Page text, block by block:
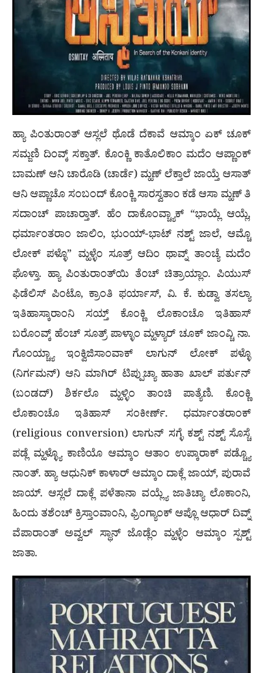
ಹ್ಯಾ ಪಿಂತುರಾಂತ್ ಆಸ್ಲಲೆ ಥೊಡೆ ದೆಕಾವೆ ಆಮ್ಕಾಂ ಏಕ್ ಚೂಕ್
ಸಮ್ಜಣಿ ದಿಂವ್ಕ್ ಸಕ್ತಾತ್. ಕೊಂಕ್ಣಿ ಕಾತೊಲಿಕಾಂ ಮದೆಂ ಆಪ್ಣಾಂಕ್
ಬಾಮಣ್ ಆನಿ ಚಾರೊಡಿ (ಚಾರ್ಡೆ) ಮ್ಹಣ್ ಲೆಕ್ತಾಲೆ ಜಾಯ್ತೆ ಆಸಾತ್
ಆನಿ ಆಪ್ಣಾಚೊ ಸಂಬಂದ್ ಕೊಂಕ್ಣಿ ಸಾರಸ್ವತಾಂ ಕಡೆ ಆಸಾ ಮ್ಹಣ್ ತಿ
ಸದಾಂಚ್ ಪಾಚಾರ್‍ತಾತ್. ಹೆಂ ದಾಕೊಂವ್ಚ್ಯಾಕ್ “ಭಾಯ್ಲೆ ಆಯ್ಲೆ,
ಧರ್ಮಾಂತರಾಂ ಜಾಲಿಂ, ಭುಂಯ್-ಭಾಟ್ ನಶ್ಟ್ ಜಾಲೆ, ಆಮ್ಚೊ
ಲೋಕ್ ಪಳ್ಳೊ” ಮ್ಹಳ್ಳೆಂ ಸೂತ್ರ್ ಆದಿಂ ಥಾವ್ನ್ ತಾಂಚ್ಯೆ ಮದೆಂ
ಘೊಳ್ತಾ. ಹ್ಯಾ ಪಿಂತುರಾಂತ್‍ಯಿ ತೆಂಚ್ ಚಿತ್ರಾಯ್ಲಾಂ. ಪಿಯುಸ್
ಫಿಡೆಲಿಸ್ ಪಿಂಟೊ, ಕ್ರಾಂತಿ ಫರ್ಯಾಸ್, ವಿ. ಕೆ. ಕುಡ್ವಾ ತಸಲ್ಯಾ
ಇತಿಹಾಸ್ಕಾರಾಂನಿ ಸಯ್ತ್ ಕೊಂಕ್ಣಿ ಲೊಕಾಂಚೊ ಇತಿಹಾಸ್
ಬರೊಂವ್ಕ್ ಹೆಂಚ್ ಸೂತ್ರ್ ಪಾಳ್ಳಾಂ ಮ್ಹಳ್ಯಾರ್ ಚೂಕ್ ಜಾಂವ್ಚಿ ನಾ.
ಗೊಂಯ್ಚ್ಯಾ ಇಂಕ್ವಿಜಿಸಾಂವಾಕ್ ಲಾಗುನ್ ಲೋಕ್ ಪಳ್ಳೊ
(ನಿರ್ಗಮನ್) ಆನಿ ಮಾಗಿರ್ ಟಿಪ್ಪುಚ್ಯಾ ಹಾತಾ ಖಾಲ್ ಪರ್ತುನ್
(ಬಂಡದ್) ಶಿರ್ಕಲೊ ಮ್ಹಳ್ಳಿಂ ತಾಂಚಿ ಪಾತ್ಯೆಣಿ. ಕೊಂಕ್ಣಿ
ಲೊಕಾಂಚೊ ಇತಿಹಾಸ್ ಸಂಕೀರ್ಣ್. ಧರ್ಮಾಂತರಾಂಕ್
(religious conversion) ಲಾಗುನ್ ಸಗ್ಳೆ ಕಶ್ಟ್ ನಶ್ಟ್ ಸೊಸ್ಚೆ
ಪಡ್ಲೆ ಮ್ಹಳ್ಳ್ಯೊ ಕಾಣಿಯೊ ಆಮ್ಕಾಂ ಆತಾಂ ಉಪ್ಕಾರ‍ಾಕ್ ಪಡ್ಚ್ಯೊ
ನಾಂತ್. ಹ್ಯಾ ಆಧುನಿಕ್ ಕಾಳಾರ್ ಆಮ್ಕಾಂ ದಾಕ್ಲೆ ಜಾಯ್, ಪುರಾವೆ
ಜಾಯ್. ಆಸ್ಲಲೆ ದಾಕ್ಲೆ ಪಳೆತಾನಾ ವಯ್ಲ್ಯೆ ಜಾತಿಚ್ಯಾ ಲೊಕಾಂನಿ,
ಹಿಂದು ತಶೆಂಚ್ ಕ್ರಿಸ್ತಾಂವಾಂನಿ, ಫ್ರಿಂಗ್ಯಾಂಕ್ ಆಪ್ಲೊ ಆಧಾರ್ ದಿವ್ನ್
ವೆಪಾರಾಂತ್ ಅವ್ವಲ್ ಸ್ಥಾನ್ ಜೊಡ್ಲೆಂ ಮ್ಹಳ್ಳೆಂ ಆಮ್ಕಾಂ ಸ್ಪಶ್ಟ್
ಜಾತಾ.